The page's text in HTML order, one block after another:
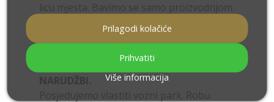
i dostavom. Dodatke za ugradnju morate
kupiti sami jer nisu uključeni u narudžbu.
DOSTAVA TVRTKIM PRIJEVOZOM U
CIJELOJ ZEMLJI JAMČI SIGURNOST VAŠIH
Više informacija
Prilagodi kolačiće
Prihvatiti